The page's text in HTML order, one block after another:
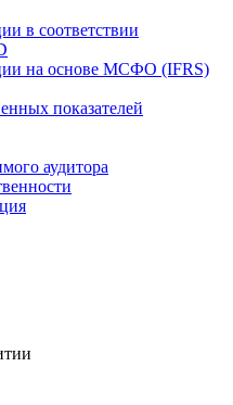
в соответствии
на основе МСФО (IFRS)
показателей
аудитора